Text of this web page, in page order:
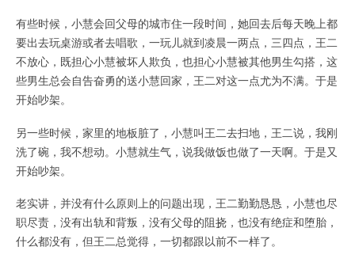
有些时候，小慧会回父母的城市住一段时间，她回去后每天晚上都
要出去玩桌游或者去唱歌，一玩儿就到凌晨一两点，三四点，王二
不放心，既担心小慧被坏人欺负，也担心小慧被其他男生勾搭，这
些男生总会自告奋勇的送小慧回家，王二对这一点尤为不满。于是
开始吵架。
另一些时候，家里的地板脏了，小慧叫王二去扫地，王二说，我刚
洗了碗，我不想动。小慧就生气，说我做饭也做了一天啊。于是又
开始吵架。
老实讲，并没有什么原则上的问题出现，王二勤勤恳恳，小慧也尽
职尽责，没有出轨和背叛，没有父母的阻挠，也没有绝症和堕胎，
什么都没有，但王二总觉得，一切都跟以前不一样了。